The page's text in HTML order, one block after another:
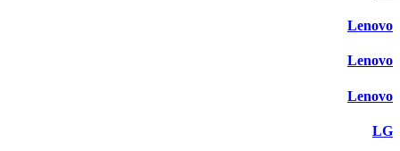
Lenovo
Lenovo
Lenovo
LG